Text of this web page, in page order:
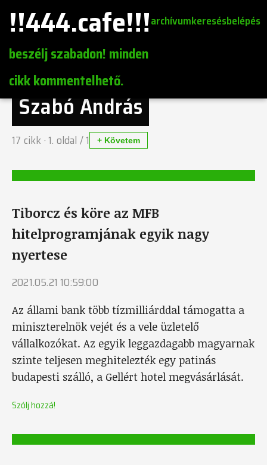
!!444.cafe!!!
beszélj szabadon! minden
cikk kommentelhető.
archívumkeresésbelépés
Szabó András
17 cikk · 1. oldal /1 + Követem
Tiborcz és köre az MFB
hitelprogramjának egyik nagy
nyertese
2021.05.21 10:59:00
Az állami bank több tízmilliárddal támogatta a
miniszterelnök vejét és a vele üzletelő
vállalkozókat. Az egyik leggazdagabb magyarnak
szinte teljesen meghitelezték egy patinás
budapesti szálló, a Gellért hotel megvásárlását.
Szólj hozzá!